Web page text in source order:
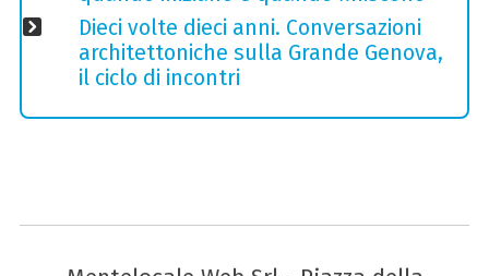
Dieci volte dieci anni. Conversazioni
architettoniche sulla Grande Genova,
il ciclo di incontri